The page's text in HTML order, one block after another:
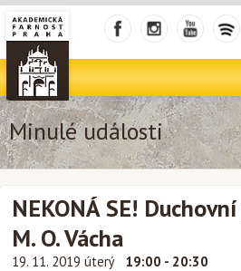
Minulé události
NEKONÁ SE!
M. O. Vácha
19. 11. 2019 úterý 19:00 - 20:30